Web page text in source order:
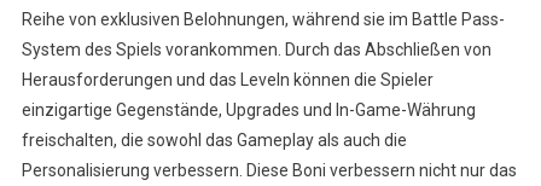
Reihe von exklusiven Belohnungen, während sie im Battle Pass-
System des Spiels vorankommen. Durch das Abschließen von
Herausforderungen und das Leveln können die Spieler
einzigartige Gegenstände, Upgrades und In-Game-Währung
freischalten, die sowohl das Gameplay als auch die
Personalisierung verbessern. Diese Boni verbessern nicht nur das